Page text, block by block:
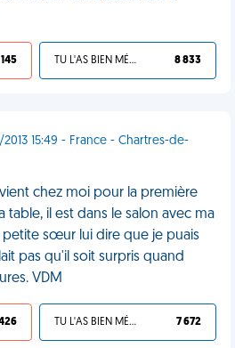
145 TU L'AS BIEN MÉRITÉ 8 833
15:49 - France - Chartres-de-
chez moi pour la première
table, il est dans le salon avec ma
petite sœur lui dire que je puais
pas qu'il soit surpris quand
VDM
TU L'AS BIEN MÉRITÉ 7 672